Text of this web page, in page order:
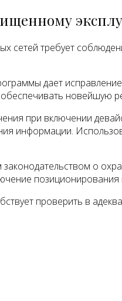
сетей требует
дает
новейшую
при включении
информации.
о
проверить в